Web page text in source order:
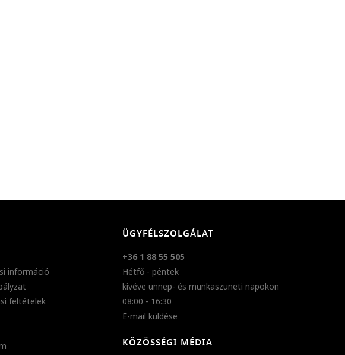
információ
feltételek
ÜGYFÉLSZOLGÁLAT
+36 1 88 55 505
Hétfő - péntek
kivéve ünnep- és munkaszüneti napokon
08:00 - 16:30
E-mail küldése
KÖZÖSSÉGI MÉDIA